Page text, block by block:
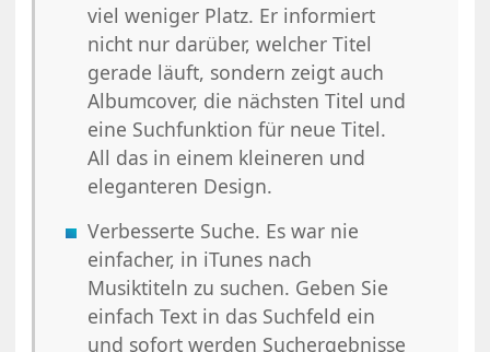
viel weniger Platz. Er informiert
nicht nur darüber, welcher Titel
gerade läuft, sondern zeigt auch
Albumcover, die nächsten Titel und
eine Suchfunktion für neue Titel.
All das in einem kleineren und
eleganteren Design.
Verbesserte Suche. Es war nie
einfacher, in iTunes nach
Musiktiteln zu suchen. Geben Sie
einfach Text in das Suchfeld ein
und sofort werden Suchergebnisse